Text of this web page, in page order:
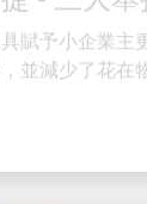
賦予小企業主
並減少了花在